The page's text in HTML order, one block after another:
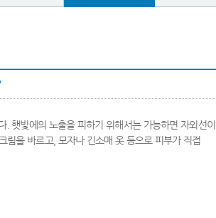
. 햇빛에의 노출을 피하기 위해서는 가능하면 자외선이
림을 바르고, 모자나 긴소매 옷 등으로 피부가 직접